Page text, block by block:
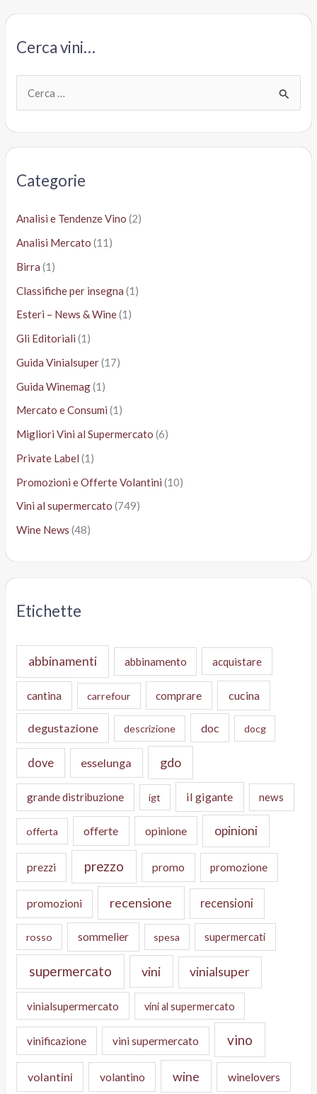
Cerca vini…
Categorie
Analisi e Tendenze Vino (2)
Analisi Mercato (11)
Birra (1)
Classifiche per insegna (1)
Esteri – News & Wine(1)
Gli Editoriali (1)
Guida Vinialsuper(17)
Guida Winemag(1)
Mercato e Consumi (1)
Migliori Vini al Supermercato (6)
Private Label (1)
Promozioni e Offerte Volantini (10)
Vini al supermercato (749)
Wine News (48)
Etichette
abbinamenti abbinamento acquistare
cantina carrefour comprare cucina
degustazione descrizione doc docg
dove esselunga gdo
grande distribuzione igt il gigante news
offerta offerte opinione opinioni
prezzi prezzo promo promozione
promozioni recensione recensioni
rosso sommelier spesa supermercati
supermercato vini vinialsuper
vinialsupermercato vini al supermercato
vinificazione vini supermercato vino
volantini volantino wine winelovers